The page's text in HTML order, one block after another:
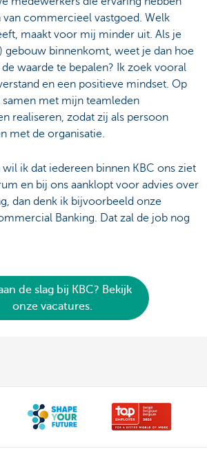
commercieel vastgoed. Welk
maakt voor mij minder uit. Als je
binnenkomt, weet je dan hoe
waarde te bepalen? Ik zoek vooral
en een positieve mindset. Op
samen met mijn teamleden
realiseren, zodat zij als persoon
met de organisatie.
ik dat iedereen binnen KBC ons ziet
en bij ons aanklopt voor advies over
dan denk ik bijvoorbeeld onze
Banking. Dat zal de job nog
de slag bij KBC? Bekijk
onze vacatures.